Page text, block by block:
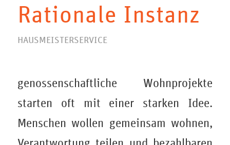
Rationale Instanz
HAUSMEISTERSERVICE
genossenschaftliche Wohnprojekte
starten oft mit einer starken Idee.
Menschen wollen gemeinsam wohnen,